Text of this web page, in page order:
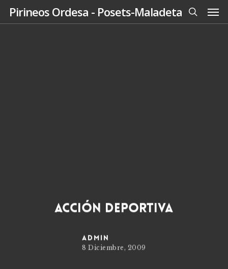
SkipPirineos Ordesa - Posets-Maladeta
search
Acción deportiva
admin
8 Diciembre, 2009